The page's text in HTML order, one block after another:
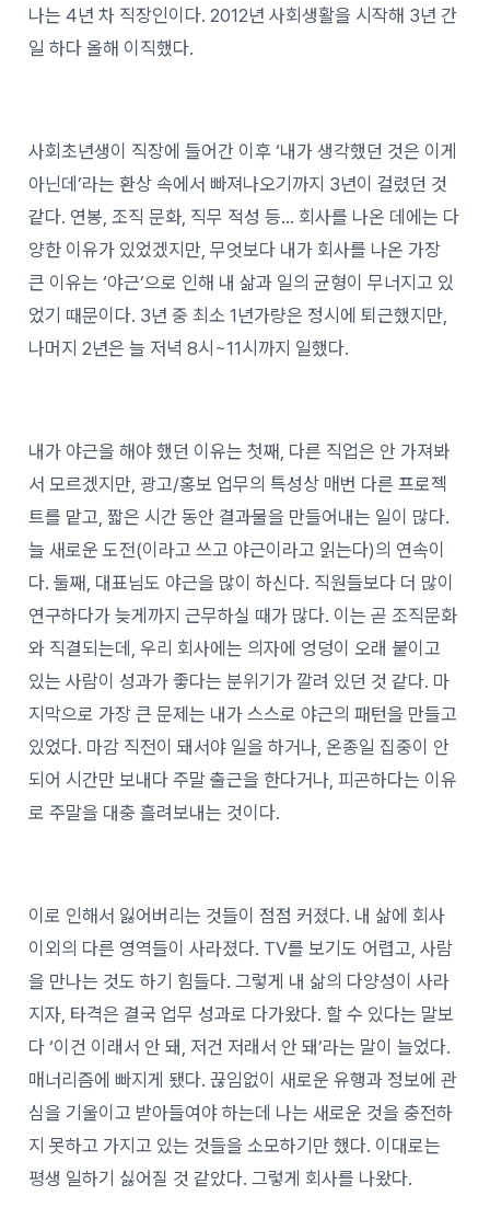
나는 4년 차 직장인이다. 2012년 사회생활을 시작해 3년 간
일 하다 올해 이직했다.
사회초년생이 직장에 들어간 이후 ‘내가 생각했던 것은 이게
아닌데’라는 환상 속에서 빠져나오기까지 3년이 걸렸던 것
같다. 연봉, 조직 문화, 직무 적성 등… 회사를 나온 데에는 다
양한 이유가 있었겠지만, 무엇보다 내가 회사를 나온 가장
큰 이유는 ‘야근’으로 인해 내 삶과 일의 균형이 무너지고 있
었기 때문이다. 3년 중 최소 1년가량은 정시에 퇴근했지만,
나머지 2년은 늘 저녁 8시~11시까지 일했다.
내가 야근을 해야 했던 이유는 첫째, 다른 직업은 안 가져봐
서 모르겠지만, 광고/홍보 업무의 특성상 매번 다른 프로젝
트를 맡고, 짧은 시간 동안 결과물을 만들어내는 일이 많다.
늘 새로운 도전(이라고 쓰고 야근이라고 읽는다)의 연속이
다. 둘째, 대표님도 야근을 많이 하신다. 직원들보다 더 많이
연구하다가 늦게까지 근무하실 때가 많다. 이는 곧 조직문화
와 직결되는데, 우리 회사에는 의자에 엉덩이 오래 붙이고
있는 사람이 성과가 좋다는 분위기가 깔려 있던 것 같다. 마
지막으로 가장 큰 문제는 내가 스스로 야근의 패턴을 만들고
있었다. 마감 직전이 돼서야 일을 하거나, 온종일 집중이 안
되어 시간만 보내다 주말 출근을 한다거나, 피곤하다는 이유
로 주말을 대충 흘려보내는 것이다.
이로 인해서 잃어버리는 것들이 점점 커졌다. 내 삶에 회사
이외의 다른 영역들이 사라졌다. TV를 보기도 어렵고, 사람
을 만나는 것도 하기 힘들다. 그렇게 내 삶의 다양성이 사라
지자, 타격은 결국 업무 성과로 다가왔다. 할 수 있다는 말보
다 ‘이건 이래서 안 돼, 저건 저래서 안 돼’라는 말이 늘었다.
매너리즘에 빠지게 됐다. 끊임없이 새로운 유행과 정보에 관
심을 기울이고 받아들여야 하는데 나는 새로운 것을 충전하
지 못하고 가지고 있는 것들을 소모하기만 했다. 이대로는
평생 일하기 싫어질 것 같았다. 그렇게 회사를 나왔다.